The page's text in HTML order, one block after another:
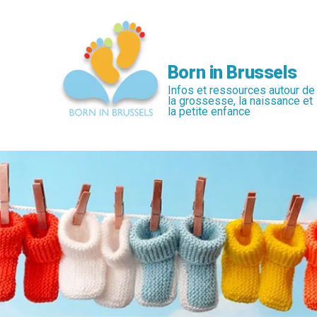
Born in Brussels
Infos et ressources autour de
la grossesse, la naissance et
la petite enfance